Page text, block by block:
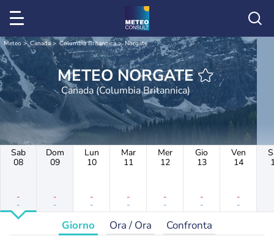
Meteo Canada Columbia Britannica Norgate
METEO NORGATE
Canada (Columbia Britannica)
Sab
08
-
-
Dom
09
-
-
Lun
10
-
-
Mar
11
-
-
Mer
12
-
-
Gio
13
-
-
Ven
14
-
-
Giorno Ora / Ora Confronta